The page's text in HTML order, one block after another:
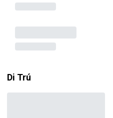
Di Trú